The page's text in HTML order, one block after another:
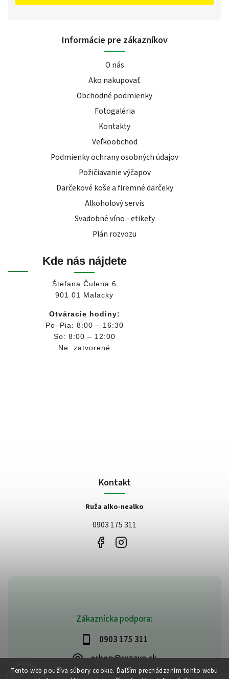
Tento web používa súbory cookie. Ďalším prechádzaním tohto webu
Zákaznícka podpora:
0903 175 311
eshop@ruzavo.sk
Informácie pre zákazníkov
O nás
Ako nakupovať
Obchodné podmienky
Fotogaléria
Kontakty
Veľkoobchod
Podmienky ochrany osobných údajov
Požičiavanie výčapov
Darčekové koše a firemné darčeky
Alkoholový servis
Svadobné víno - etikety
Plán rozvozu
Kde nás nájdete
Štefana Čulena 6
901 01 Malacky
Otváracie hodiny:
Po–Pia: 8:00 – 16:30
So: 8:00 – 12:00
Ne: zatvorené
Kontakt
Ruža alko-nealko
0903 175 311